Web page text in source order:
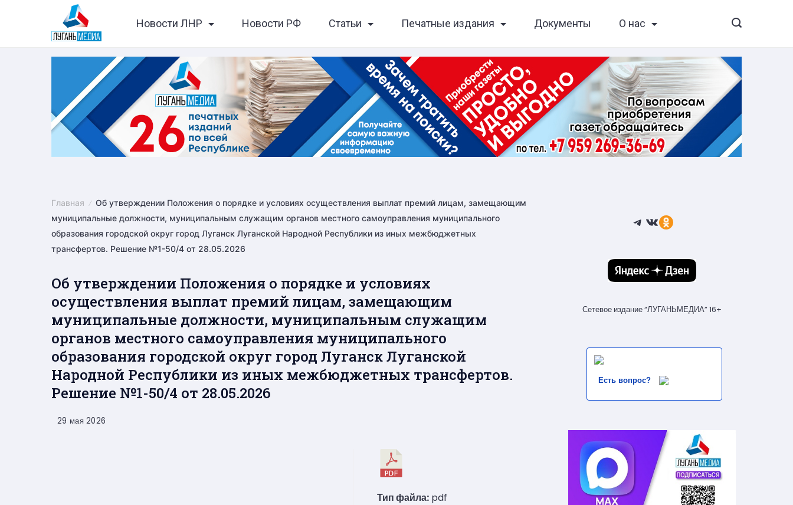
Новости ЛНР Новости РФ Статьи Печатные издания Документы О нас
Главная
Об утверждении Положения о порядке и условиях осуществления выплат премий лицам, замещающим
муниципальные должности, муниципальным служащим органов местного самоуправления муниципального
образования городской округ город Луганск Луганской Народной Республики из иных межбюджетных
трансфертов. Решение №1-50/4 от 28.05.2026
Об утверждении Положения о порядке и условиях
осуществления выплат премий лицам, замещающим
муниципальные должности, муниципальным служащим
органов местного самоуправления муниципального
образования городской округ город Луганск Луганской
Народной Республики из иных межбюджетных трансфертов.
Решение №1-50/4 от 28.05.2026
29 мая 2026
Тип файла: pdf
Telegram
ВКонтакте
Ссылка
Сетевое издание “ЛУГАНЬМЕДИА” 16+
Есть вопрос?